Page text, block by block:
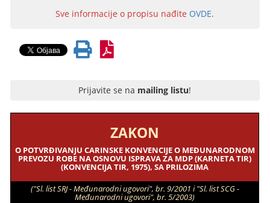
Sve informacije o propisu nađite OVDE.
Prijavite se na mailing listu!
ZAKON
O POTVRĐIVANJU CARINSKE KONVENCIJE O MEĐUNARODNOM
PREVOZU ROBE NA OSNOVU ISPRAVA ZA MDP (KARNETA TIR)
(KONVENCIJA TIR, 1975), SA PRILOZIMA
("Sl. list SRJ - Međunarodni ugovori", br. 9/2001 i "Sl. list SCG -
Međunarodni ugovori", br. 5/2003)